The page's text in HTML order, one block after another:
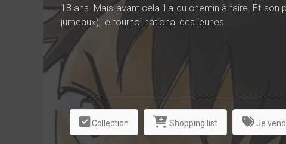
18 ans. Mais avant cela il a du chemin à faire. Et
jumeaux), le tournoi national des jeunes.
Collection Shopping list Je